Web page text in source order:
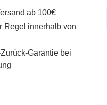
ab 100€
Regel innerhalb von
Garantie bei